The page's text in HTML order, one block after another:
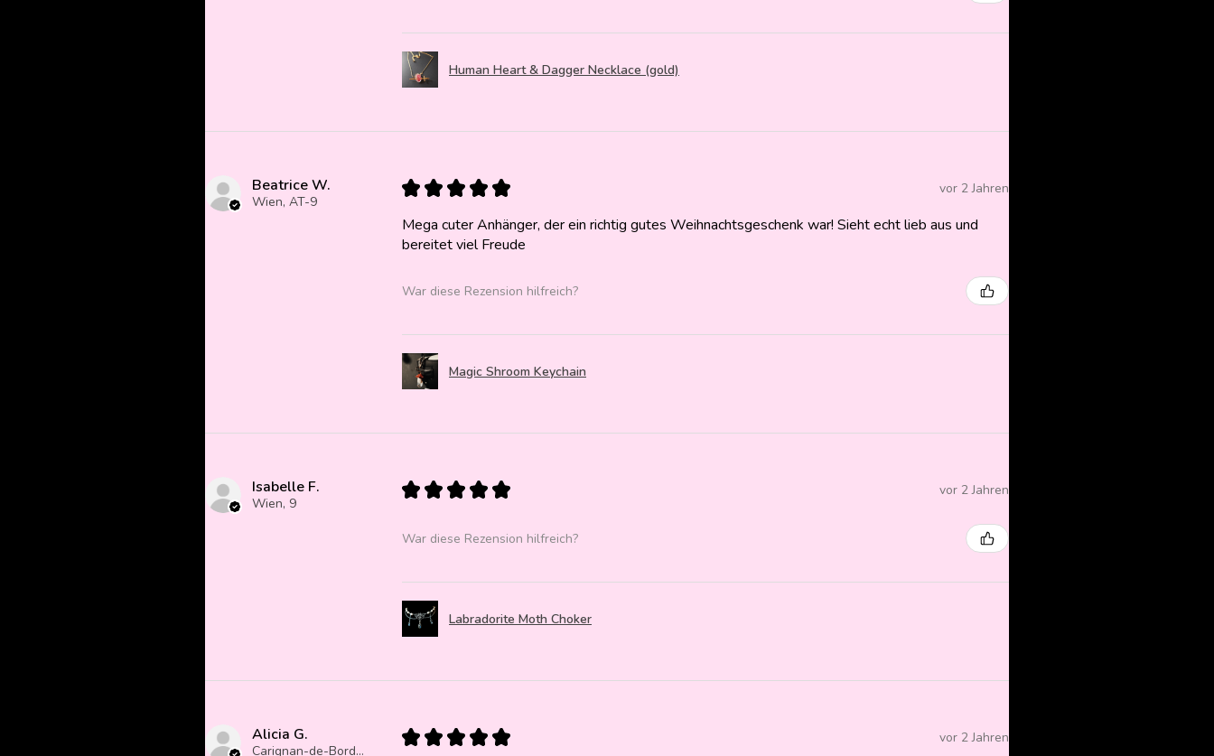
Human Heart & Dagger Necklace (gold)
Beatrice W.
Wien, AT-9
★ ★ ★ ★ ★ vor 2 Jahren
Mega cuter Anhänger, der ein richtig gutes Weihnachtsgeschenk war! Sieht echt lieb aus und
bereitet viel Freude
War diese Rezension hilfreich?
Magic Shroom Keychain
Isabelle F.
Wien, 9
★ ★ ★ ★ ★ vor 2 Jahren
War diese Rezension hilfreich?
Labradorite Moth Choker
Alicia G.
Carignan-de-Bordeaux, France
★ ★ ★ ★ ★ vor 2 Jahren